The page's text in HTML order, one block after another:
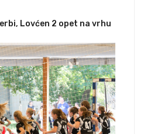
Lovćen 2 opet na vrhu